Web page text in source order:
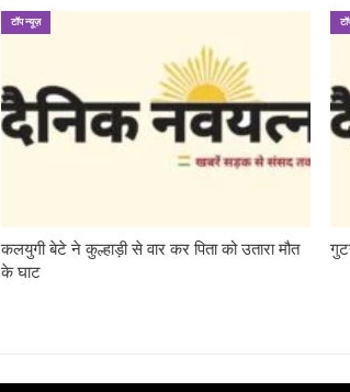
टॉप न्यूज़
कलयुगी बेटे ने कुल्हाड़ी से वार कर पिता को उतारा मौत
के घाट